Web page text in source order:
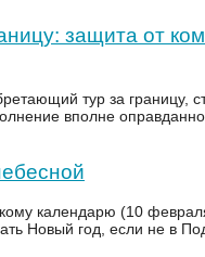
защита от
тур за границу,
вполне оправданно.
календарю (10
Новый год, если не в